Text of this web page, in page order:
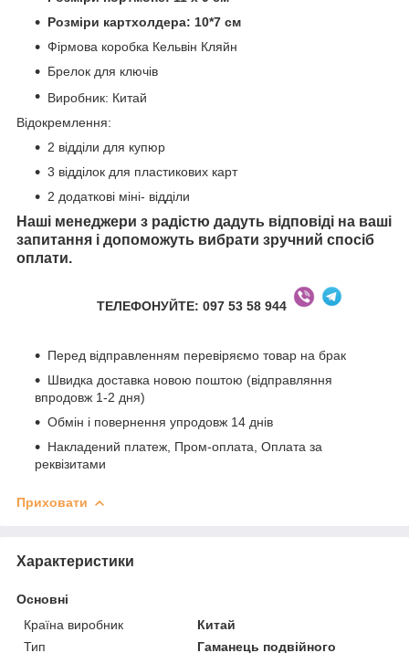
Розміри картхолдера: 10*7 см
Фірмова коробка Кельвін Кляйн
Брелок для ключів
Виробник: Китай
Відокремлення:
2 відділи для купюр
3 відділок для пластикових карт
2 додаткові міні- відділи
Наші менеджери з радістю дадуть відповіді на ваші
запитання і допоможуть вибрати зручний спосіб
оплати.
ТЕЛЕФОНУЙТЕ: 097 53 58 944
Перед відправленням перевіряємо товар на брак
Швидка доставка новою поштою (відправляння
впродовж 1-2 дня)
Обмін і повернення упродовж 14 днів
Накладений платеж, Пром-оплата, Оплата за
реквізитами
Приховати
Характеристики
Основні
Країна виробник
Китай
Тип
Гаманець подвійного